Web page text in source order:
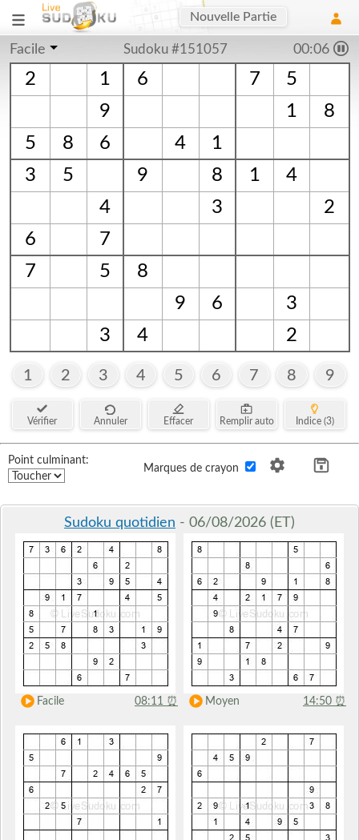
Nouvelle Partie
Facile Sudoku #151057 00:06
2 1 6 7
5
9
1
8
5
8 6 4
1
3
5 9 8 1
4
4
3
2
6
7
7
5
8
9
6
3
3
4 2
1 2 3 4 5 6 7 8 9
Vérifier Annuler Effacer Remplir auto Indice (3)
Point culminant:
Marques de crayon
Sudoku quotidien - 06/08/2026 (ET)
Facile 08:11 ⏰ Moyen 14:50 ⏰